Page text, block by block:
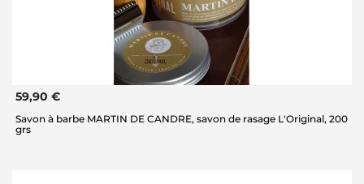
59,90 €
Savon à barbe MARTIN DE CANDRE, savon de rasage L'Original, 200
grs